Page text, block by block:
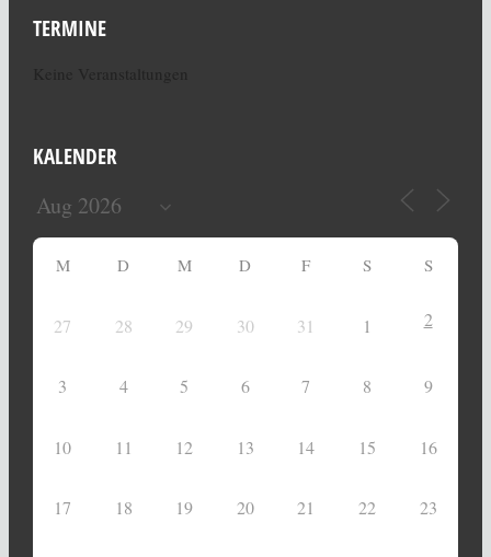
TERMINE
KALENDER
M D M D F S S
27 28 29 30 31 1 2
3 4 5 6 7 8 9
10 11 12 13 14 15 16
17 18 19 20 21 22 23